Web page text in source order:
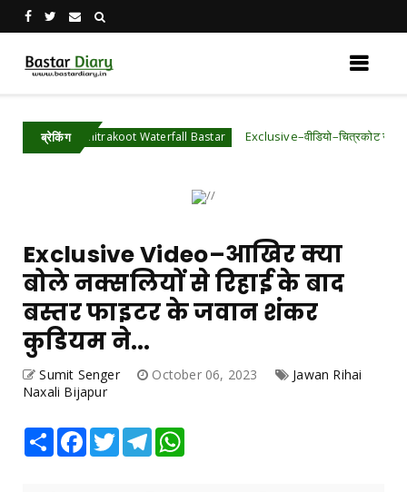
ब्रेकिंग
Chitrakoot Waterfall Bastar Exclusive–वीडियो–चित्रकोट जलप्रपात के
Exclusive Video–आखिर क्या
बोले नक्सलियों से रिहाई के बाद
बस्तर फाइटर के जवान शंकर
कुडियम ने...
Sumit Senger October 06, 2023
Jawan Rihai
Naxali Bijapur
Share Facebook
TwitterTelegram